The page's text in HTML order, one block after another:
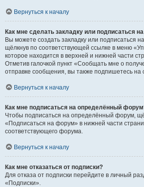
Вернуться к началу
Как мне сделать закладку или подписаться
Вы можете создать закладку или подписаться
щёлкнув по соответствующей ссылке в меню
которое находится в верхней и нижней части
Отметив галочкой пункт «Сообщать мне о
отправке сообщения, вы также подпишетесь на
Вернуться к началу
Как мне подписаться на определённый
Чтобы подписаться на определённый форум,
«Подписаться на форум» в нижней части
соответствующего форума.
Вернуться к началу
Как мне отказаться от подписки?
Для отказа от подписки перейдите в личный
«Подписки».